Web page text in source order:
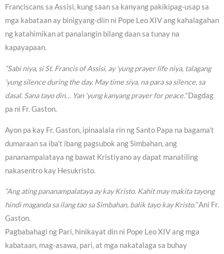
Franciscans sa Assisi, kung saan sa kanyang pakikipag-usap sa
mga kabataan ay binigyang-diin ni Pope Leo XIV ang kahalagahan
ng katahimikan at panalangin bilang daan sa tunay na
kapayapaan.
“Sabi niya, si St. Francis of Assisi, ay ‘yung prayer life niya, talagang
‘yung silence during the day. May time siya, na para sa silence, sa
dasal. Sana tayo din… Yan ‘yung kanyang prayer for peace.”Dagdag
pa ni Fr. Gaston.
Ayon pa kay Fr. Gaston, ipinaalala rin ng Santo Papa na bagama’t
dumaraan sa iba’t ibang pagsubok ang Simbahan, ang
pananampalataya ng bawat Kristiyano ay dapat manatiling
nakasentro kay Hesukristo.
“Ang ating pananampalataya ay kay Kristo. Kahit may makita tayong
hindi maganda sa ilang tao sa Simbahan, balik tayo kay Kristo.”Ani Fr.
Gaston.
Pagbabahagi ng Pari, hinikayat din ni Pope Leo XIV ang mga
kabataan, mag-asawa, pari, at mga nakatalaga sa buhay